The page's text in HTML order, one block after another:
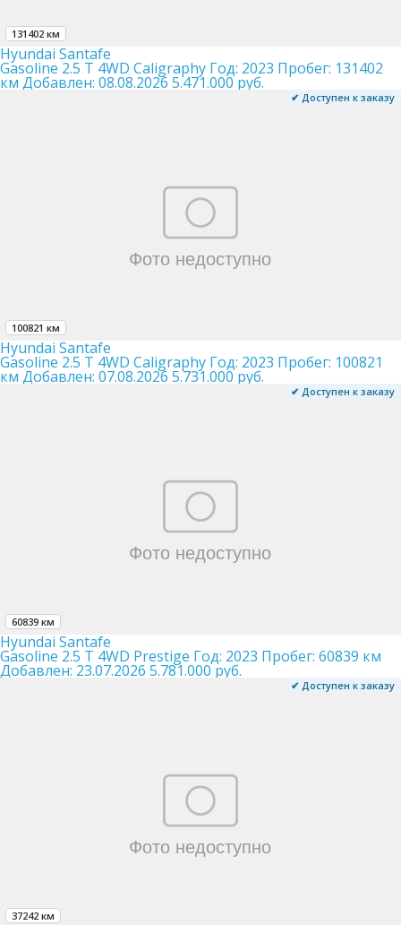
131402 км
Hyundai Santafe
Gasoline 2.5 T 4WD Caligraphy Год: 2023 Пробег: 131402
км Добавлен: 08.08.2026 5.471.000 руб.
✔ Доступен к заказу
100821 км
Hyundai Santafe
Gasoline 2.5 T 4WD Caligraphy Год: 2023 Пробег: 100821
км Добавлен: 07.08.2026 5.731.000 руб.
✔ Доступен к заказу
60839 км
Hyundai Santafe
Gasoline 2.5 T 4WD Prestige Год: 2023 Пробег: 60839 км
Добавлен: 23.07.2026 5.781.000 руб.
✔ Доступен к заказу
37242 км